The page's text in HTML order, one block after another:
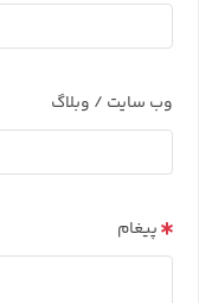
وب سایت / وبلاگ
پیغام